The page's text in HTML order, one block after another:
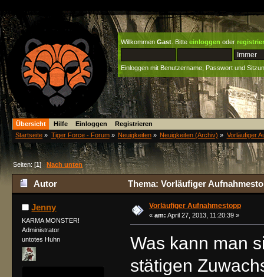
Willkommen Gast . Bitte einloggen oder
Einloggen mit Benutzername, Passwort und
Übersicht Hilfe Einloggen
Registrieren
Startseite » Tiger Force - Forum» Neuigkeiten» Neuigkeiten (Archiv) » Vorläufiger
Seiten: [1]Nach unten
Autor Thema: Vorläufiger
Jenny
KARMA MONSTER!
Administrator
untotes Huhn
Vorläufiger Aufnahmestopp
« am: April 27, 2013, 11:20:39 »
Was kann man
stätigen